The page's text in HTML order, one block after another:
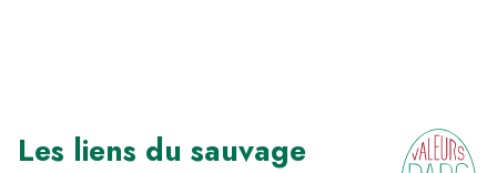
Les liens du sauvage